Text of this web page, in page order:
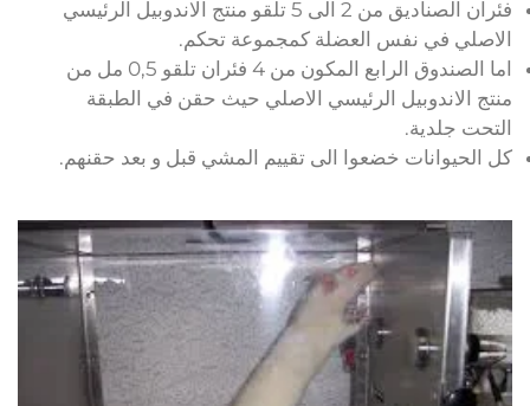
فئران الصناديق من 2 الى 5 تلقو منتج الاندوبيل الرئيسي
الاصلي في نفس العضلة كمجموعة تحكم.
اما الصندوق الرابع المكون من 4 فئران تلقو 0,5 مل من
منتج الاندوبيل الرئيسي الاصلي حيث حقن في الطبقة
التحت جلدية.
كل الحيوانات خضعوا الى تقييم المشي قبل و بعد حقنهم.